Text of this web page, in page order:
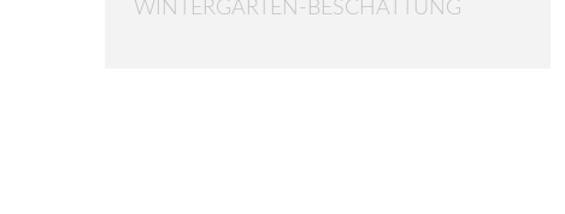
WINTERGARTEN-BESCHATTUNG